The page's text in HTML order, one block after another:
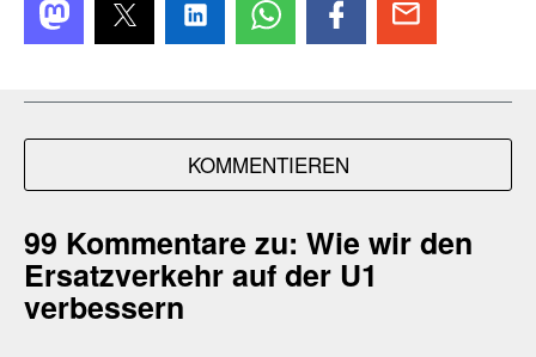
KOMMENTIEREN
99 Kommentare zu: Wie wir den
Ersatzverkehr auf der U1
verbessern